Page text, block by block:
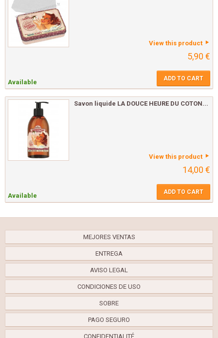
View this product
5,90 €
Available ADD TO CART
Savon liquide LA DOUCE HEURE DU COTON...
View this product
14,00 €
Available ADD TO CART
MEJORES VENTAS
ENTREGA
AVISO LEGAL
CONDICIONES DE USO
SOBRE
PAGO SEGURO
CONFIDENTIALITÉ